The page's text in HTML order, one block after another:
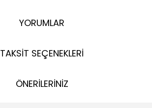
YORUMLAR
TAKSİT SEÇENEKLERİ
ÖNERİLERİNİZ